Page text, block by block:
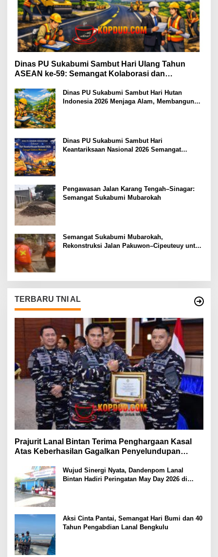
Dinas PU Sukabumi Sambut Hari Ulang Tahun
ASEAN ke-59: Semangat Kolaborasi dan
Dinas PU Sukabumi Sambut Hari Hutan
Indonesia 2026 Menjaga Alam, Membangun
Dinas PU Sukabumi Sambut Hari
Keantariksaan Nasional 2026 Semangat
Pengawasan Jalan Karang Tengah–Sinagar:
Semangat Sukabumi Mubarokah
Semangat Sukabumi Mubarokah,
Rekonstruksi Jalan Pakuwon–Cipeuteuy untuk
TERBARU TNI AL
Prajurit Lanal Bintan Terima Penghargaan Kasal
Atas Keberhasilan Gagalkan Penyelundupan
Wujud Sinergi Nyata, Dandenpom Lanal
Bintan Hadiri Peringatan May Day 2026 di
Aksi Cinta Pantai, Semangat Hari Bumi dan 40
Tahun Pengabdian Lanal Bengkulu